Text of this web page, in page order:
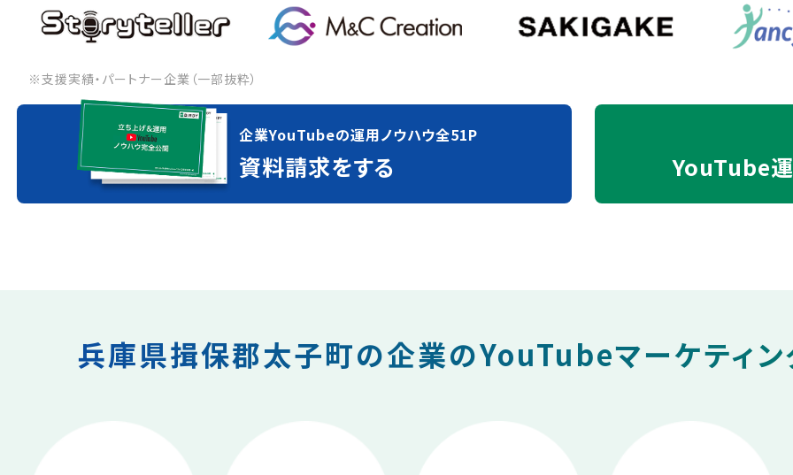
※支援実績・パートナー企業（一部抜粋）
企業YouTubeの運用ノウハウ全51P
資料請求をする YouTube
兵庫県揖保郡太子町の企業のYouTubeマーケティ